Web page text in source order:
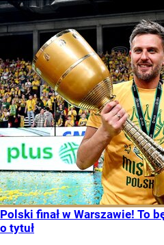
Polski finał w Warszawie! To
o tytuł